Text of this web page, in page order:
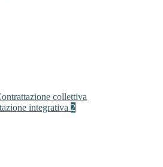
collettiva
integrativa 2